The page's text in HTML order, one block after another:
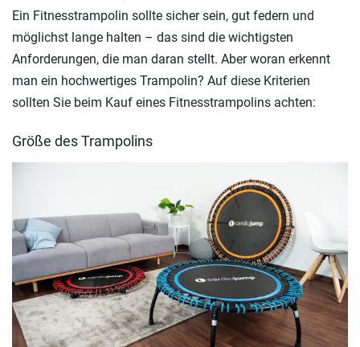
Ein Fitnesstrampolin sollte sicher sein, gut federn und
möglichst lange halten – das sind die wichtigsten
Anforderungen, die man daran stellt. Aber woran erkennt
man ein hochwertiges Trampolin? Auf diese Kriterien
sollten Sie beim Kauf eines Fitnesstrampolins achten:
Größe des Trampolins